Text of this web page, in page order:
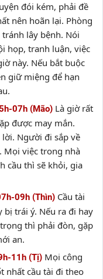
đói kém, phải đề
nên hoãn lại. Phòng
lây bệnh. Nói
họp, tranh luận, việc
này. Nếu bắt buộc
giữ miệng để hạn
07h (Mão) Là giờ rất
được may mắn.
Người đi sắp về
Mọi việc trong nhà
cầu thì sẽ khỏi, gia
09h (Thìn) Cầu tài
bị trái ý. Nếu ra đi hay
thì phải đòn, gặp
an.
11h (Tị) Mọi công
nhất cầu tài đi theo